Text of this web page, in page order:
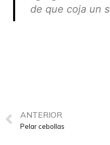
de que coja un
ANTERIOR
Pelar cebollas